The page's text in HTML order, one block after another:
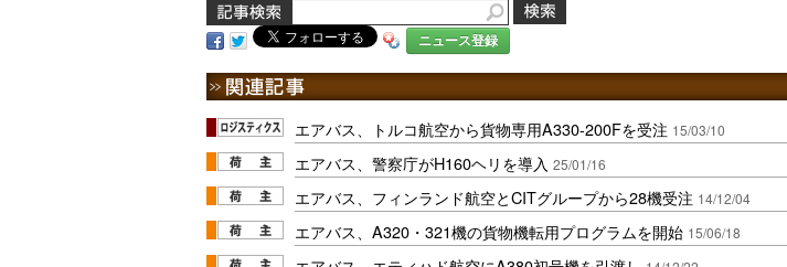
ニュース登録
エアバス、トルコ航空から貨物専用A330-200Fを受注 15/03/10
エアバス、警察庁がH160ヘリを導入 25/01/16
エアバス、フィンランド航空とCITグループから28機受注 14/12/04
エアバス、A320・321機の貨物機転用プログラムを開始 15/06/18